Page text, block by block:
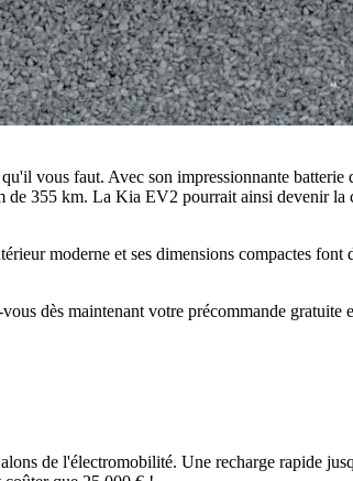
vous faut. Avec son impressionnante
de 355 km. La Kia EV2 pourrait ainsi devenir la
moderne et ses dimensions compactes
dès maintenant votre précommande gratuite
de l'électromobilité. Une recharge rapide